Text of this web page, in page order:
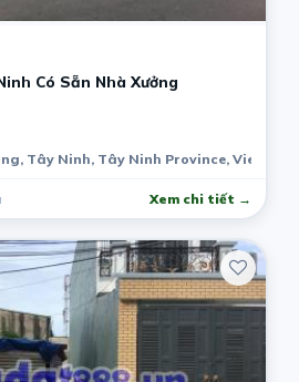
Có Sẵn Nhà Xưởng
Tây Ninh, Tây Ninh Province, Vietnam
Xem chi tiết →